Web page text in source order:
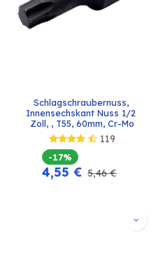
Schlagschraubernuss,
Innensechskant Nuss 1/2
Zoll, , T55, 60mm, Cr-Mo
119
-17%
4,55 € 5,46€